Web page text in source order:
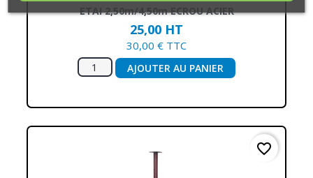
ETAI 2,50m/4,50m ECROU ACIER
25,00 HT
30,00 € TTC
AJOUTER AU PANIER
favorite_border